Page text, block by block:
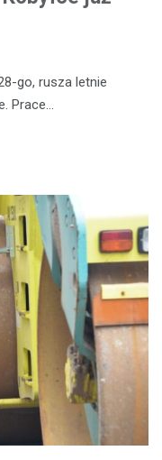
go, rusza letnie
Prace…